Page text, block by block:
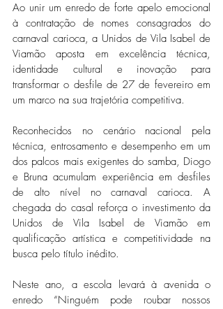
Ao unir um enredo de forte apelo emocional
à contratação de nomes consagrados do
carnaval carioca, a Unidos de Vila Isabel de
Viamão aposta em excelência técnica,
identidade cultural e inovação para
transformar o desfile de 27 de fevereiro em
um marco na sua trajetória competitiva.
Reconhecidos no cenário nacional pela
técnica, entrosamento e desempenho em um
dos palcos mais exigentes do samba, Diogo
e Bruna acumulam experiência em desfiles
de alto nível no carnaval carioca. A
chegada do casal reforça o investimento da
Unidos de Vila Isabel de Viamão em
qualificação artística e competitividade na
busca pelo título inédito.
Neste ano, a escola levará à avenida o
enredo “Ninguém pode roubar nossos